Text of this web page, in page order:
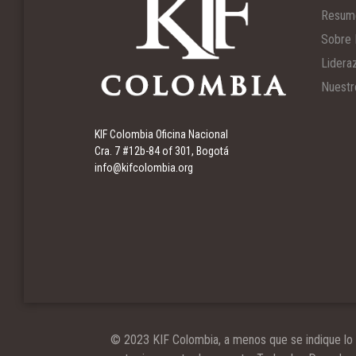
KIF Colombia Oficina Nacional
Cra. 7 #12b-84 of 301, Bogotá
info@kifcolombia.org
Sobre
© 2023 KIF Colombia, a menos que se indique lo